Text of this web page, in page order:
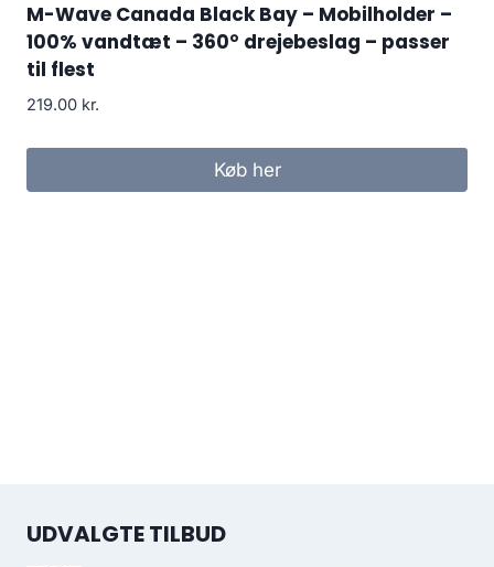
M-Wave Canada Black Bay – Mobilholder –
100% vandtæt – 360° drejebeslag – passer
til flest
219.00 kr.
Køb her
UDVALGTE TILBUD